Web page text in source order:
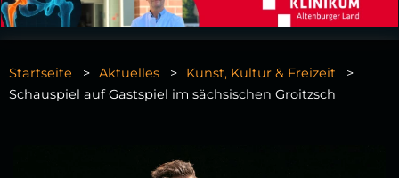
Startseite Aktuelles
Kunst, Kultur & Freizeit
Schauspiel auf Gastspiel im sächsischen Groitzsch